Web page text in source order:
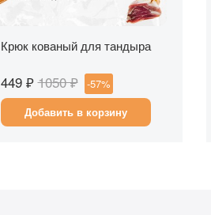
Быстрый просмотр
Крюк кованый для тандыра
449 ₽ 1050 ₽
-57%
Добавить в корзину